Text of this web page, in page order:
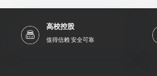
高校控股
值得信赖 安全可靠